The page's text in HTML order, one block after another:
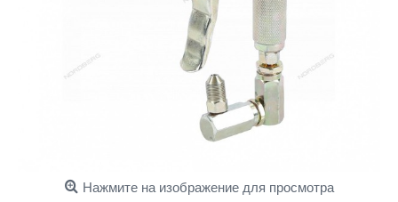
Нажмите на изображение для просмотра